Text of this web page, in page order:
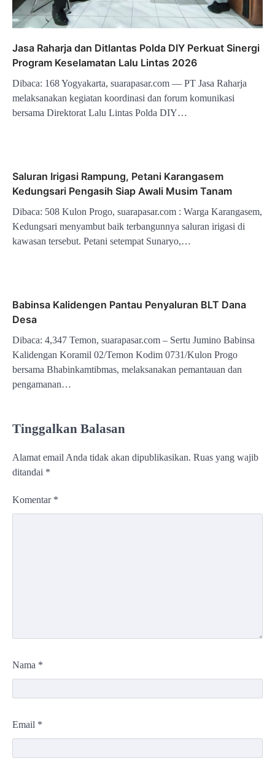
Jasa Raharja dan Ditlantas Polda DIY Perkuat Sinergi
Program Keselamatan Lalu Lintas 2026
Dibaca: 168 Yogyakarta, suarapasar.com — PT Jasa Raharja
melaksanakan kegiatan koordinasi dan forum komunikasi
bersama Direktorat Lalu Lintas Polda DIY…
Saluran Irigasi Rampung, Petani Karangasem
Kedungsari Pengasih Siap Awali Musim Tanam
Dibaca: 508 Kulon Progo, suarapasar.com : Warga Karangasem,
Kedungsari menyambut baik terbangunnya saluran irigasi di
kawasan tersebut. Petani setempat Sunaryo,…
Babinsa Kalidengen Pantau Penyaluran BLT Dana
Desa
Dibaca: 4,347 Temon, suarapasar.com – Sertu Jumino Babinsa
Kalidengan Koramil 02/Temon Kodim 0731/Kulon Progo
bersama Bhabinkamtibmas, melaksanakan pemantauan dan
pengamanan…
Tinggalkan Balasan
Alamat email Anda tidak akan dipublikasikan. Ruas yang wajib
ditandai *
Komentar *
Nama *
Email *